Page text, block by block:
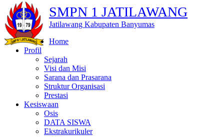
SMPN 1 JATILAWANG
Jatilawang Kabupaten Banyumas
Home
Profil
Sejarah
Visi dan Misi
Sarana dan Prasarana
Struktur Organisasi
Prestasi
Kesiswaan
Osis
DATA SISWA
Ekstrakurikuler